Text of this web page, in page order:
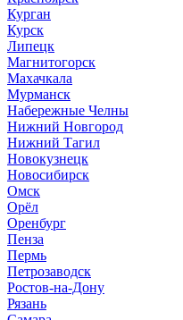
Курган
Курск
Липецк
Магнитогорск
Махачкала
Мурманск
Набережные Челны
Нижний Новгород
Нижний Тагил
Новокузнецк
Новосибирск
Омск
Орёл
Оренбург
Пенза
Пермь
Петрозаводск
Ростов-на-Дону
Рязань